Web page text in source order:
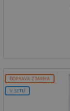
DOPRAVA ZDARMA
V SETU